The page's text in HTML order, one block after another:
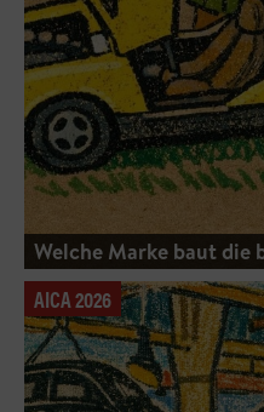
Welche Marke baut die
AICA 2026